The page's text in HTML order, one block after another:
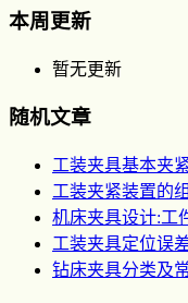
本周更新
暂无更新
随机文章
工装夹具基本夹
工装夹紧装置的
机床夹具设计:工
工装夹具定位误
钻床夹具分类及